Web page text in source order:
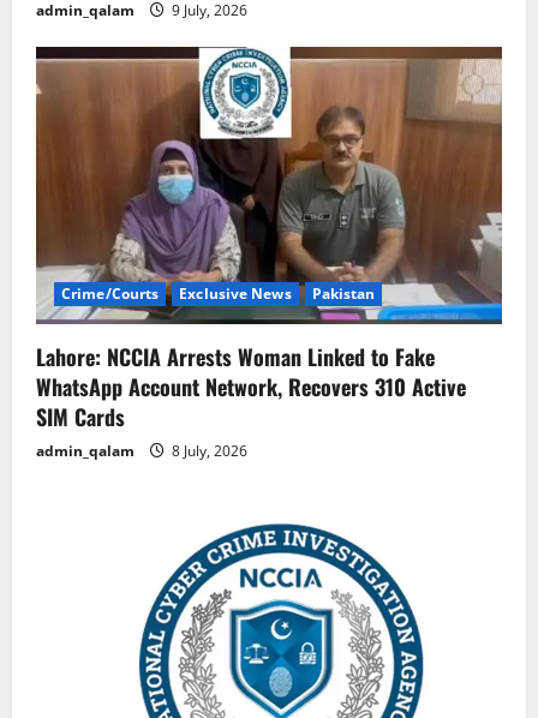
admin_qalam 9 July, 2026
Crime/Courts Exclusive News Pakistan
Lahore: NCCIA Arrests Woman Linked to Fake
WhatsApp Account Network, Recovers 310 Active
SIM Cards
admin_qalam 8 July, 2026